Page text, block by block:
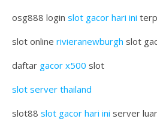
osg888 login slot gacor hari ini
slot online rivieranewburgh slot
daftar gacor x500 slot
slot server thailand
slot88 slot gacor hari ini server luar